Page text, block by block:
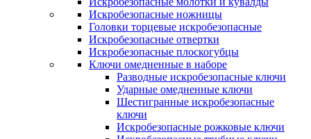
Искробезопасные ножницы
Головки торцевые искробезопасные
Искробезопасные отвертки
Искробезопасные плоскогубцы
Ключи омедненные в наборе
Разводные искробезопасные ключи
Ударные омедненные ключи
Шестигранные искробезопасные
ключи
Искробезопасные рожковые ключи